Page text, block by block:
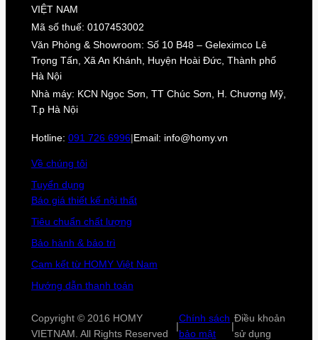
VIỆT NAM
Mã số thuế: 0107453002
Văn Phòng & Showroom: Số 10 B48 – Geleximco Lê
Trọng Tấn, Xã An Khánh, Huyện Hoài Đức, Thành phố
Hà Nội
Nhà máy: KCN Ngọc Sơn, TT Chúc Sơn, H. Chương Mỹ,
T.p Hà Nội
Hotline: 091 726 6996|Email: info@homy.vn
Về chúng tôi
Tuyển dụng
Báo giá thiết kế nội thất
Tiêu chuẩn chất lượng
Bảo hành & bảo trì
Cam kết từ HOMY Việt Nam
Hướng dẫn thanh toán
Copyright © 2016 HOMY
VIETNAM. All Rights Reserved
|
Chính sách
bảo mật
|
Điều khoản
sử dụng